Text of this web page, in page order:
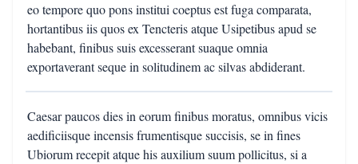
eo tempore quo pons institui coeptus est fuga comparata,
hortantibus iis quos ex Tencteris atque Usipetibus apud se
habebant, finibus suis excesserant suaque omnia
exportaverant seque in solitudinem ac silvas abdiderant.
Caesar paucos dies in eorum finibus moratus, omnibus vicis
aedificiisque incensis frumentisque succisis, se in fines
Ubiorum recepit atque his auxilium suum pollicitus, si a